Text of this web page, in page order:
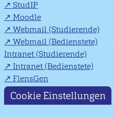
StudIP
Moodle
Webmail (Studierende)
Webmail (Bedienstete)
Intranet (Studierende)
Intranet (Bedienstete)
FlensGen
Cookie Einstellungen